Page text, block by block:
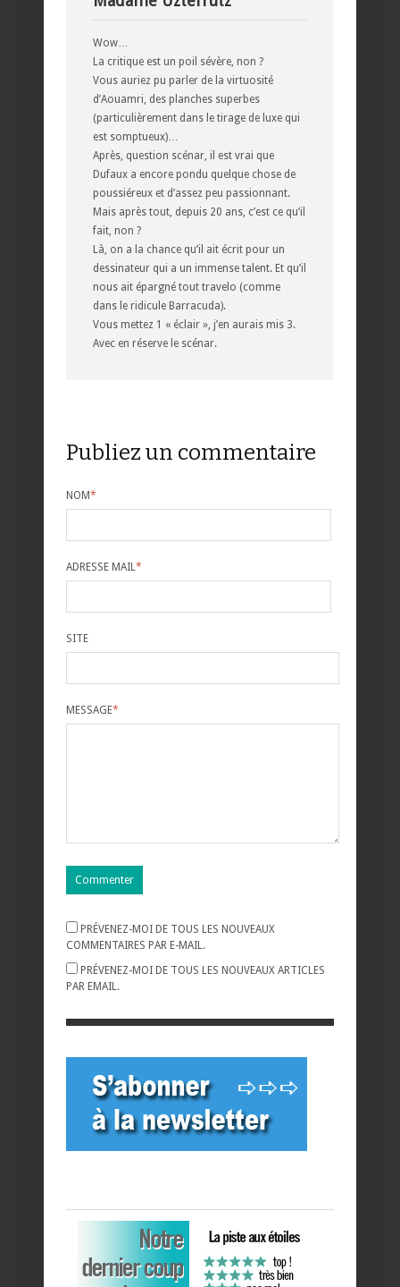
Wow…
La critique est un poil sévère, non ?
Vous auriez pu parler de la virtuosité
d’Aouamri, des planches superbes
(particulièrement dans le tirage de luxe qui
est somptueux)…
Après, question scénar, il est vrai que
Dufaux a encore pondu quelque chose de
poussiéreux et d’assez peu passionnant.
Mais après tout, depuis 20 ans, c’est ce qu’il
fait, non ?
Là, on a la chance qu’il ait écrit pour un
dessinateur qui a un immense talent. Et qu’il
nous ait épargné tout travelo (comme
dans le ridicule Barracuda).
Vous mettez 1 « éclair », j’en aurais mis 3.
Avec en réserve le scénar.
Publiez un commentaire
NOM*
ADRESSE MAIL*
SITE
MESSAGE*
PRÉVENEZ-MOI DE TOUS LES NOUVEAUX
COMMENTAIRES PAR E-MAIL.
PRÉVENEZ-MOI DE TOUS LES NOUVEAUX ARTICLES
PAR EMAIL.